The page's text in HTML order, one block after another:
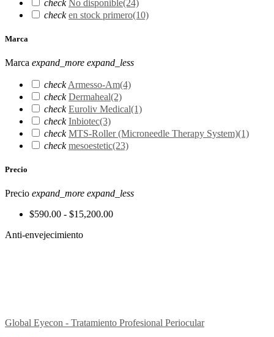
check No disponible(24)
check en stock primero(10)
Marca
Marca expand_more expand_less
check Armesso-Am(4)
check Dermaheal(2)
check Euroliv Medical(1)
check Inbiotec(3)
check MTS-Roller (Microneedle Therapy System)(1)
check mesoestetic(23)
Precio
Precio expand_more expand_less
$590.00 - $15,200.00
Anti-envejecimiento
Global Eyecon - Tratamiento Profesional Periocular